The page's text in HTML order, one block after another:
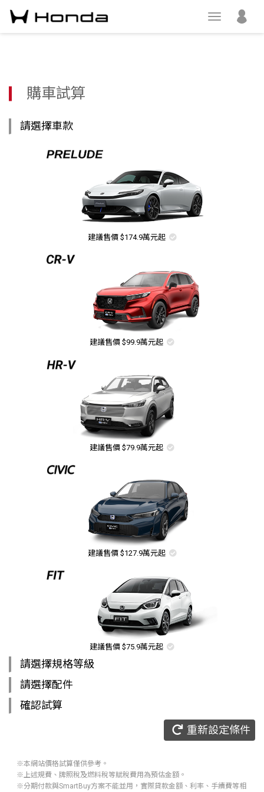
購車試算
請選擇車款
建議售價 $174.9萬元起
建議售價 $99.9萬元起
建議售價 $79.9萬元起
建議售價 $127.9萬元起
建議售價 $75.9萬元起
請選擇規格等級
請選擇配件
確認試算
重新設定條件
本網站價格試算僅供參考。
上述規費、牌照稅及燃料稅等賦稅費用為預估金額。
分期付款與SmartBuy方案不能並用，實際貸款金額、利率、手續費等相